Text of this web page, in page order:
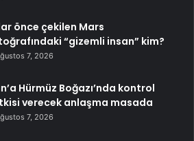
önce çekilen Mars
“gizemli insan” kim?
7, 2026
Hürmüz Boğazı’nda kontrol
verecek anlaşma masada
7, 2026